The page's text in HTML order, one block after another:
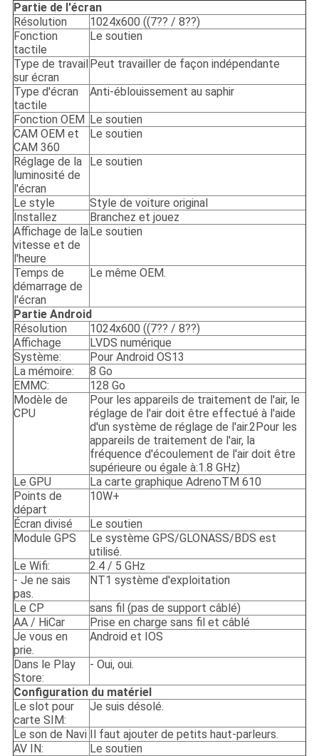
Partie de l'écran
Résolution
1024x600 ((7?? / 8??)
Fonction
tactile
Le soutien
Type de travail
sur écran
Peut travailler de façon indépendante
Type d'écran
tactile
Anti-éblouissement au saphir
Fonction OEM
Le soutien
CAM OEM et
CAM 360
Le soutien
Réglage de la
luminosité de
l'écran
Le soutien
Le style
Style de voiture original
Installez
Branchez et jouez
Affichage de la
vitesse et de
l'heure
Le soutien
Temps de
démarrage de
l'écran
Le même OEM.
Partie Android
Résolution
1024x600 ((7?? / 8??)
Affichage
LVDS numérique
Système:
Pour Android OS13
La mémoire:
8 Go
EMMC:
128 Go
Modèle de
CPU
Pour les appareils de traitement de l'air, le
réglage de l'air doit être effectué à l'aide
d'un système de réglage de l'air.2Pour les
appareils de traitement de l'air, la
fréquence d'écoulement de l'air doit être
supérieure ou égale à:1.8 GHz)
Le GPU
La carte graphique AdrenoTM 610
Points de
départ
10W+
Écran divisé
Le soutien
Module GPS
Le système GPS/GLONASS/BDS est
utilisé.
Le Wifi:
2.4 / 5 GHz
- Je ne sais
pas.
NT1 système d'exploitation
Le CP
sans fil (pas de support câblé)
AA / HiCar
Prise en charge sans fil et câblé
Je vous en
prie.
Android et IOS
Dans le Play
Store:
- Oui, oui.
Configuration du matériel
Le slot pour
carte SIM:
Je suis désolé.
Le son de Navi
Il faut ajouter de petits haut-parleurs.
AV IN:
Le soutien